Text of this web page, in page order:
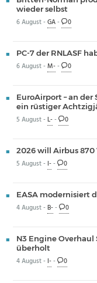
wieder selbst
6 August -GA- 0
PC-7 der RNLASF
6 August -M-- 0
EuroAirport – an
ein rüstiger
5 August -L-- 0
2026 will Airbus
5 August - I-- 0
EASA modernisiert
4 August -B-- 0
N3 Engine Overhaul
überholt
4 August - I-- 0